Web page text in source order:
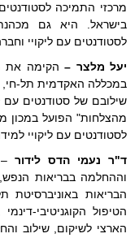
מרכזי התמיכה
בישראל. היא גם
לסטודנטים עם ליקויי
יעל מלצר – הקימה את
במכללה האקדמית תל-חי,
שילובם של סטודנטים עם
מהצלחות" הפועל במכון
לסטודנטים עם ליקויי
ד"ר נעמי הדס לידור
וההחלמה בבריאות
הבריאות באוניברסיטת
הטיפול הקוגניטיבי-
הארצי לשיקום, שילוב